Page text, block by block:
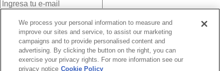
SUSCRIBIRME
Este sitio está protegido por reCAPTCHA y Google
privacidady Se aplican lasCondiciones de servicio
¡Muchas gracias!Ya estás suscrito a nuestro newsletter
We process your personal information to measure and
improve our sites and service, to assist our marketing
campaigns and to provide personalised content and
advertising. By clicking the button on the right, you can
exercise your privacy rights. For more information see our
privacy notice Cookie Policy